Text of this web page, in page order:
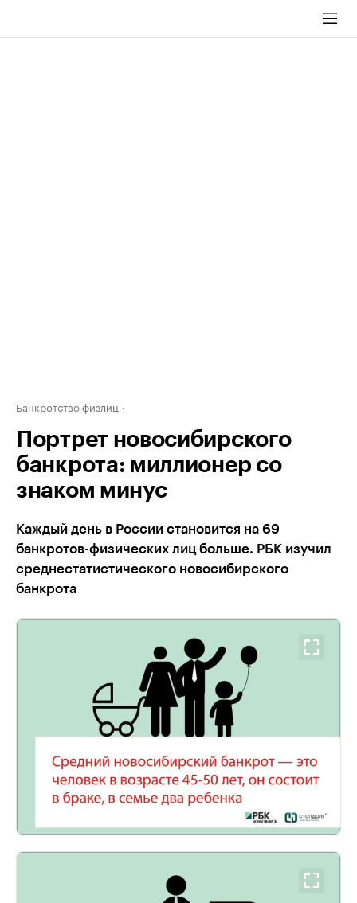
Банкротство физлиц
Портрет новосибирского
банкрота: миллионер со
знаком минус
Каждый день в России становится на 69
банкротов-физических лиц больше. РБК изучил
среднестатистического новосибирского
банкрота